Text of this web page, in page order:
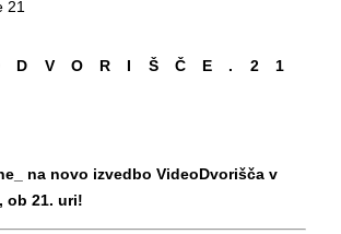
D V O R I Š Č E . 2 1
na novo izvedbo VideoDvorišča v
ob 21. uri!